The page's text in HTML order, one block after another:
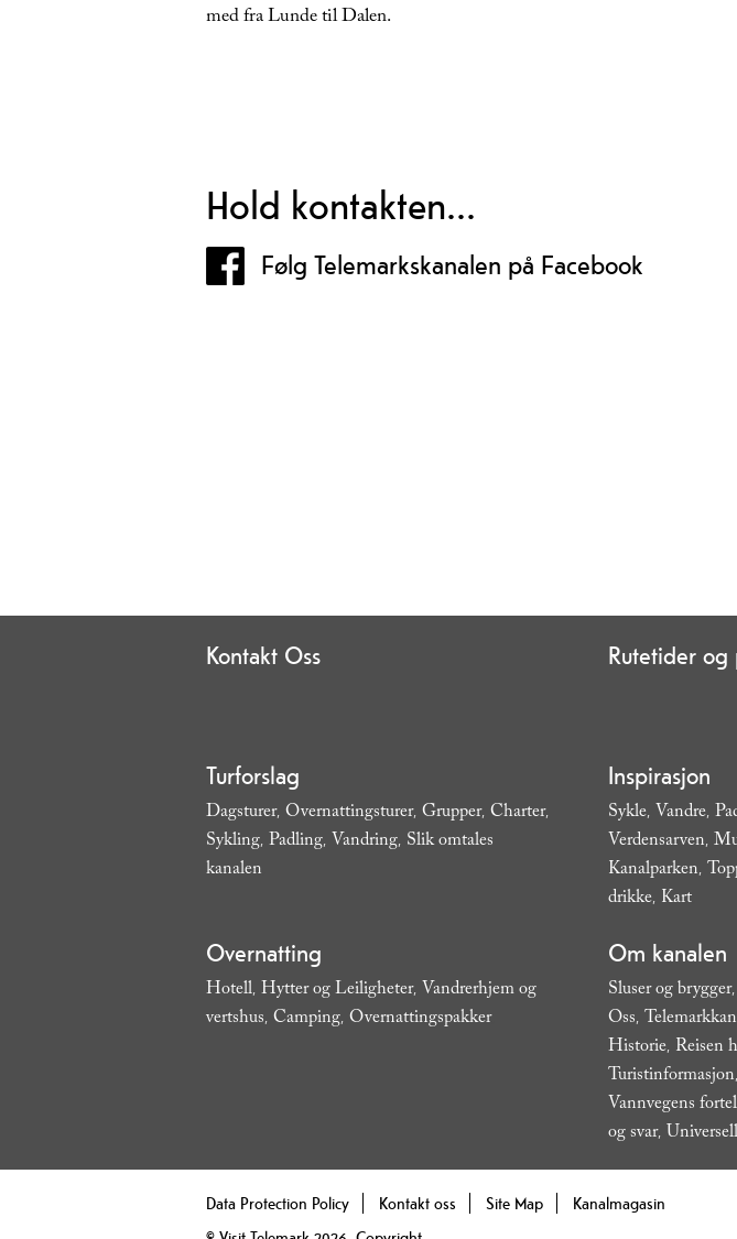
med fra Lunde til Dalen.
Hold kontakten...
Følg Telemarkskanalen på Facebook
Kontakt Oss Rutetider og
Turforslag
Dagsturer, Overnattingsturer, Grupper, Charter,
Sykling, Padling, Vandring, Slik omtales
kanalen
Inspirasjon
Sykle, Vandre,
Verdensarven,
Kanalparken,
drikke, Kart,
Overnatting
Hotell, Hytter og Leiligheter, Vandrerhjem og
vertshus, Camping, Overnattingspakker,
Om kanalen
Sluser og brygger,
Oss,
Historie, Reisen
Turistinformasjon,
Vannvegens
og svar,
Data Protection Policy Kontakt oss Site Map
Kanalmagasin